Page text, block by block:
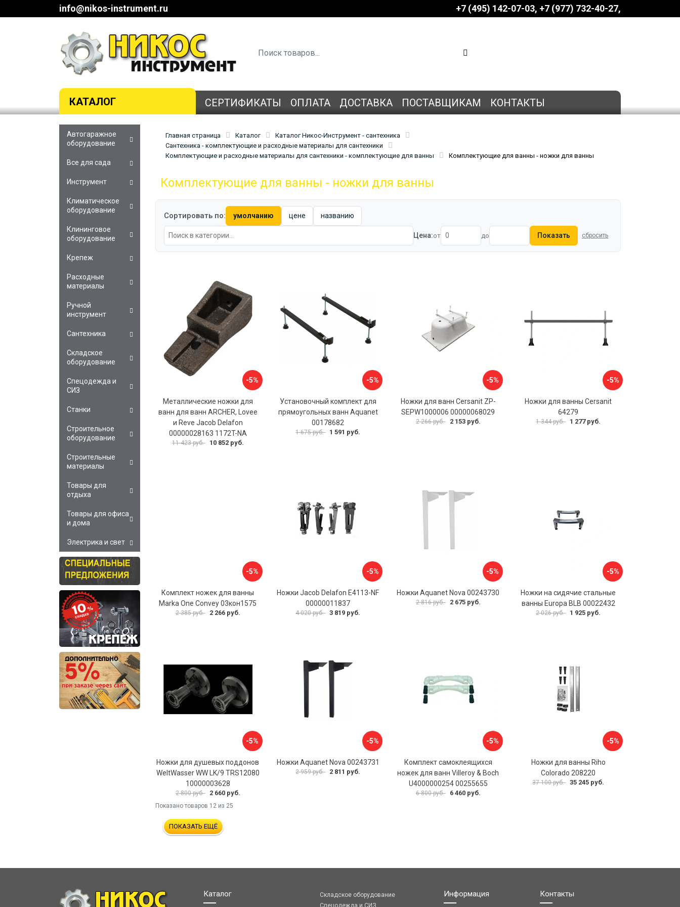
info@nikos-instrument.ru +7 (495) 142-07-03 ‎‎+7 (977) 732-40-27
КАТАЛОГ СЕРТИФИКАТЫ ОПЛАТА ДОСТАВКА ПОСТАВЩИКАМ КОНТАКТЫ
Главная страница Каталог
Каталог Никос-Инструмент - сантехника
Сантехника - комплектующие и расходные материалы для сантехники
Комплектующие и расходные материалы для сантехники - комплектующие для ванны
Комплектующие для ванны - ножки для ванны
Комплектующие для ванны - ножки для ванны
Сортировать по: умолчанию цене названию
Цена:от до Показать сбросить
-5%
Металлические ножки для
ванн для ванн ARCHER, Lovee
и Reve Jacob Delafon
00000028163 1172T-NA
11 423 руб. 10 852 руб.
-5%
Установочный комплект для
прямоугольных ванн Aquanet
00178682
1 675 руб. 1 591 руб.
-5%
Ножки для ванн Cersanit ZP-
SEPW1000006 00000068029
2 266 руб. 2 153 руб.
-5%
Ножки для ванны Cersanit
64279
1 344 руб. 1 277 руб.
-5%
Комплект ножек для ванны
Marka One Convey 03кон1575
2 385 руб. 2 266 руб.
-5%
Ножки Jacob Delafon E4113-NF
00000011837
4 020 руб. 3 819 руб.
-5%
Ножки Aquanet Nova 00243730
2 816 руб. 2 675 руб.
-5%
Ножки на сидячие стальные
ванны Europa BLB 00022432
2 026 руб. 1 925 руб.
-5%
Ножки для душевых поддонов
WeltWasser WW LK/9 TRS12080
10000003628
2 800 руб. 2 660 руб.
-5%
Ножки Aquanet Nova 00243731
2 959 руб. 2 811 руб.
-5%
Комплект самоклеящихся
ножек для ванн Villeroy & Boch
U4000000254 00255655
6 800 руб. 6 460 руб.
-5%
Ножки для ванны Riho
Colorado 208220
37 100 руб. 35 245 руб.
Показано товаров 12 из 25
ПОКАЗАТЬ ЕЩЁ
Автогаражное
оборудование
Все для сада
Инструмент
Климатическое
оборудование
Клининговое
оборудование
Крепеж
Расходные
материалы
Ручной
инструмент
Сантехника
Складское
оборудование
Спецодежда и
СИЗ
Станки
Строительное
оборудование
Строительные
материалы
Товары для
отдыха
Товары для офиса
и дома
Электрика и свет
Каталог
Складское оборудование
Спецодежда и СИЗ
Информация Контакты